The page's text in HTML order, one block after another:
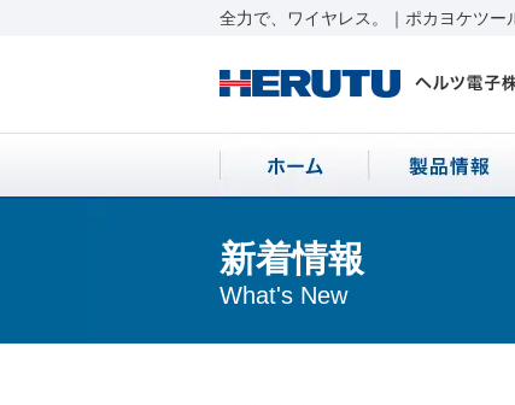
全力で、ワイヤレス。｜ポカヨケツ
新着情報
What's New